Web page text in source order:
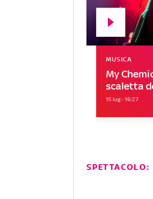
My
scaletta
MUSICA
15 lug - 16:27
SPETTACOLO: